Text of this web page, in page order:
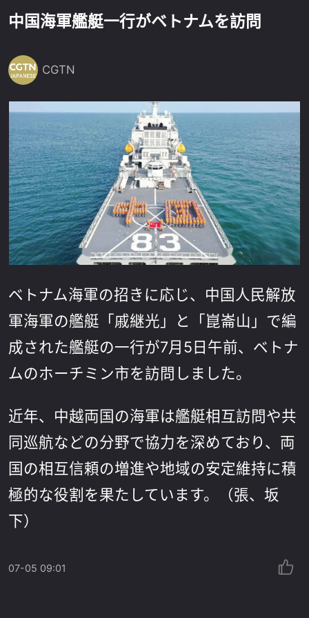
中国海軍艦艇一行がベトナムを訪問
CGTN
ベトナム海軍の招きに応じ、中国人民解放
軍海軍の艦艇「戚継光」と「崑崙山」で編
成された艦艇の一行が7月5日午前、ベトナ
ムのホーチミン市を訪問しました。
近年、中越両国の海軍は艦艇相互訪問や共
同巡航などの分野で協力を深めており、両
国の相互信頼の増進や地域の安定維持に積
極的な役割を果たしています。（張、坂
下）
07-05 09:01